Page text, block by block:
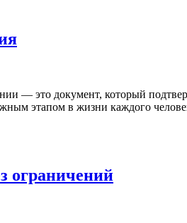
— это документ, который
этапом в жизни каждого
ограничений